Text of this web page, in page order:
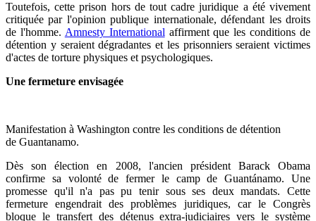
Toutefois, cette prison hors de tout cadre juridique a été vivement
critiquée par l'opinion publique internationale, défendant les droits
de l'homme. Amnesty International affirment que les conditions de
détention y seraient dégradantes et les prisonniers seraient victimes
d'actes de torture physiques et psychologiques.
Une fermeture envisagée
Manifestation à Washington contre les conditions de détention
de Guantanamo.
Dès son élection en 2008, l'ancien président Barack Obama
confirme sa volonté de fermer le camp deGuantánamo. Une
promesse qu'il n'a pas pu tenir sous ses deux mandats. Cette
fermeture engendrait des problèmes juridiques, car le Congrès
bloque le transfert des détenus extra-judiciaires vers le système